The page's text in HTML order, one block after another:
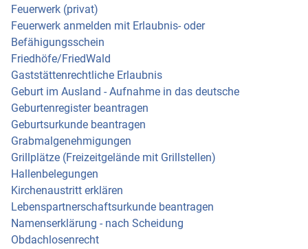
Feuerwerk (privat)
Feuerwerk anmelden mit Erlaubnis- oder
Befähigungsschein
Friedhöfe/FriedWald
Gaststättenrechtliche Erlaubnis
Geburt im Ausland - Aufnahme in das deutsche
Geburtenregister beantragen
Geburtsurkunde beantragen
Grabmalgenehmigungen
Grillplätze (Freizeitgelände mit Grillstellen)
Hallenbelegungen
Kirchenaustritt erklären
Lebenspartnerschaftsurkunde beantragen
Namenserklärung - nach Scheidung
Obdachlosenrecht